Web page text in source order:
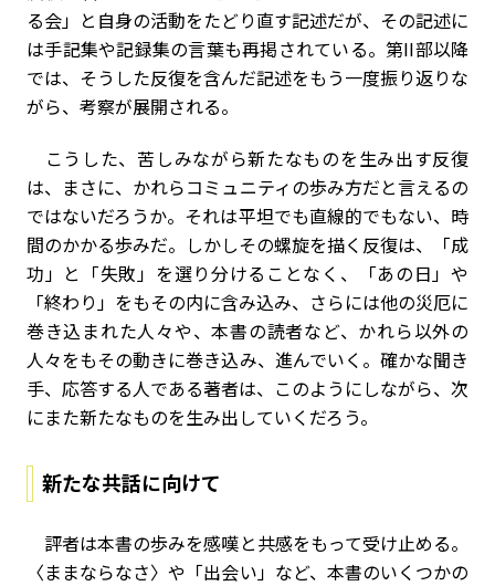
る会」と自身の活動をたどり直す記述だが、その記述に
は手記集や記録集の言葉も再掲されている。第II部以降
では、そうした反復を含んだ記述をもう一度振り返りな
がら、考察が展開される。
こうした、苦しみながら新たなものを生み出す反復
は、まさに、かれらコミュニティの歩み方だと言えるの
ではないだろうか。それは平坦でも直線的でもない、時
間のかかる歩みだ。しかしその螺旋を描く反復は、「成
功」と「失敗」を選り分けることなく、「あの日」や
「終わり」をもその内に含み込み、さらには他の災厄に
巻き込まれた人々や、本書の読者など、かれら以外の
人々をもその動きに巻き込み、進んでいく。確かな聞き
手、応答する人である著者は、このようにしながら、次
にまた新たなものを生み出していくだろう。
新たな共話に向けて
評者は本書の歩みを感嘆と共感をもって受け止める。
〈ままならなさ〉や「出会い」など、本書のいくつかの